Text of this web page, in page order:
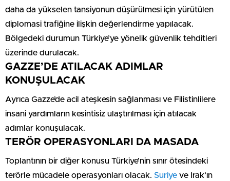
daha da yükselen tansiyonun düşürülmesi için yürütülen
diplomasi trafiğine ilişkin değerlendirme yapılacak.
Bölgedeki durumun Türkiye’ye yönelik güvenlik tehditleri
üzerinde durulacak.
GAZZE’DE ATILACAK ADIMLAR
KONUŞULACAK
Ayrıca Gazze’de acil ateşkesin sağlanması ve Filistinlilere
insani yardımların kesintisiz ulaştırılması için atılacak
adımlar konuşulacak.
TERÖR OPERASYONLARI DA MASADA
Toplantının bir diğer konusu Türkiye’nin sınır ötesindeki
terörle mücadele operasyonları olacak. Suriye ve Irak’ın